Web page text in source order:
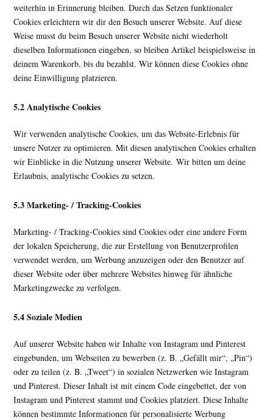
weiterhin in Erinnerung bleiben. Durch das Setzen funktionaler
Cookies erleichtern wir dir den Besuch unserer Website. Auf diese
Weise musst du beim Besuch unserer Website nicht wiederholt
dieselben Informationen eingeben, so bleiben Artikel beispielsweise in
deinem Warenkorb, bis du bezahlst. Wir können diese Cookies ohne
deine Einwilligung platzieren.
5.2 Analytische Cookies
Wir verwenden analytische Cookies, um das Website-Erlebnis für
unsere Nutzer zu optimieren. Mit diesen analytischen Cookies erhalten
wir Einblicke in die Nutzung unserer Website. Wir bitten um deine
Erlaubnis, analytische Cookies zu setzen.
5.3 Marketing- / Tracking-Cookies
Marketing- / Tracking-Cookies sind Cookies oder eine andere Form
der lokalen Speicherung, die zur Erstellung von Benutzerprofilen
verwendet werden, um Werbung anzuzeigen oder den Benutzer auf
dieser Website oder über mehrere Websites hinweg für ähnliche
Marketingzwecke zu verfolgen.
5.4 Soziale Medien
Auf unserer Website haben wir Inhalte von Instagram und Pinterest
eingebunden, um Webseiten zu bewerben (z. B. „Gefällt mir“, „Pin“)
oder zu teilen (z. B. „Tweet“) in sozialen Netzwerken wie Instagram
und Pinterest. Dieser Inhalt ist mit einem Code eingebettet, der von
Instagram und Pinterest stammt und Cookies platziert. Diese Inhalte
können bestimmte Informationen für personalisierte Werbung